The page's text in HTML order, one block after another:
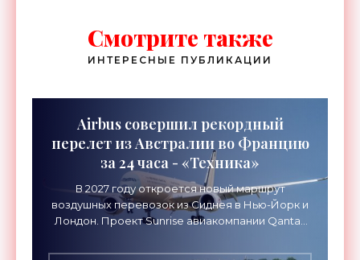
Смотрите также
ИНТЕРЕСНЫЕ ПУБЛИКАЦИИ
Airbus совершил рекордный
перелет из Австралии во Францию
за 24 часа - «Техника»
В 2027 году откроется новый маршрут
воздушных перевозок из Сиднея в Нью-Йорк и
Лондон. Проект Sunrise авиакомпании Qantas
длительностью до 24